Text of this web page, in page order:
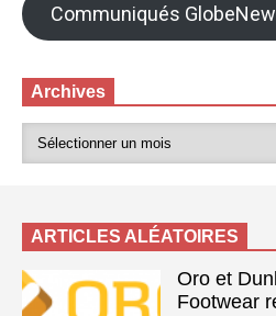
Communiqués
Archives
ARTICLES ALÉATOIRES
Oro et
Footwear